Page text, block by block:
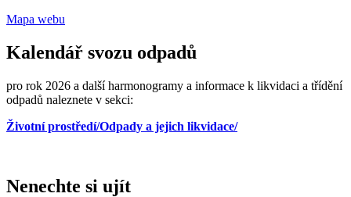
Mapa webu
Kalendář svozu odpadů
pro rok 2026 a další harmonogramy a informace k likvidaci a třídění
odpadů naleznete v sekci:
Životní prostředí/Odpady a jejich likvidace/
Nenechte si ujít